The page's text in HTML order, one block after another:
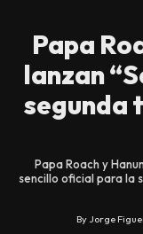
Papa
lanzan
segunda
Papa Roach y
sencillo oficial para la
By Jorge